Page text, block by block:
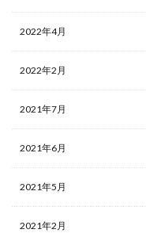
2022年4月
2022年2月
2021年7月
2021年6月
2021年5月
2021年2月